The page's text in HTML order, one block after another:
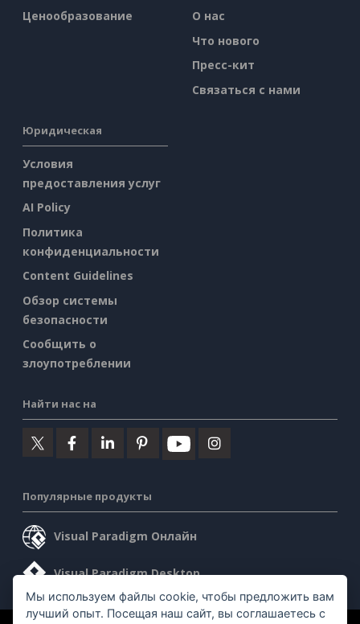
Ценообразование
О нас
Что нового
Пресс-кит
Связаться с нами
Юридическая
Условия
предоставления услуг
AI Policy
Политика
конфиденциальности
Content Guidelines
Обзор системы
безопасности
Сообщить о
злоупотреблении
Найти нас на
Популярные продукты
Visual Paradigm Онлайн
Visual Paradigm Desktop
Мы используем файлы cookie, чтобы предложить вам
лучший опыт. Посещая наш сайт, вы соглашаетесь с